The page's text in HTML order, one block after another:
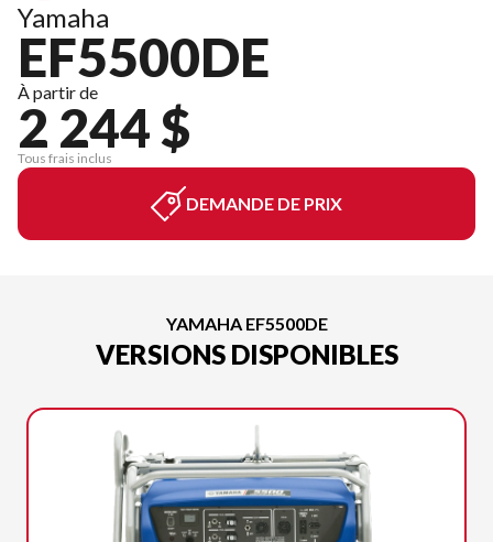
Yamaha
EF5500DE
À partir de
2 244 $
Tous frais inclus
DEMANDE DE PRIX
YAMAHA EF5500DE
VERSIONS DISPONIBLES